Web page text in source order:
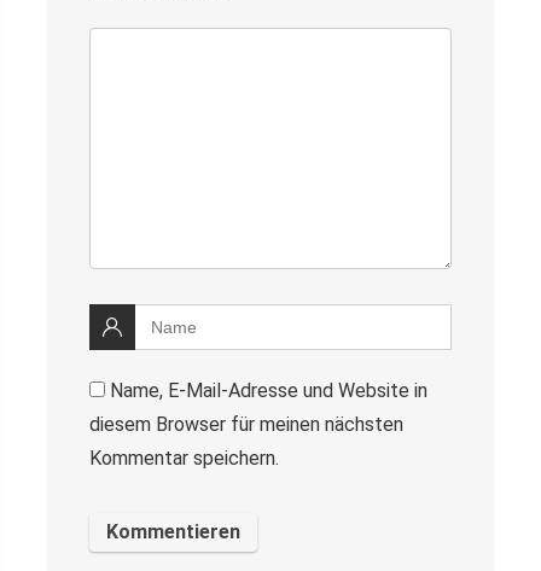
Name, E-Mail-Adresse und Website in
diesem Browser für meinen nächsten
Kommentar speichern.